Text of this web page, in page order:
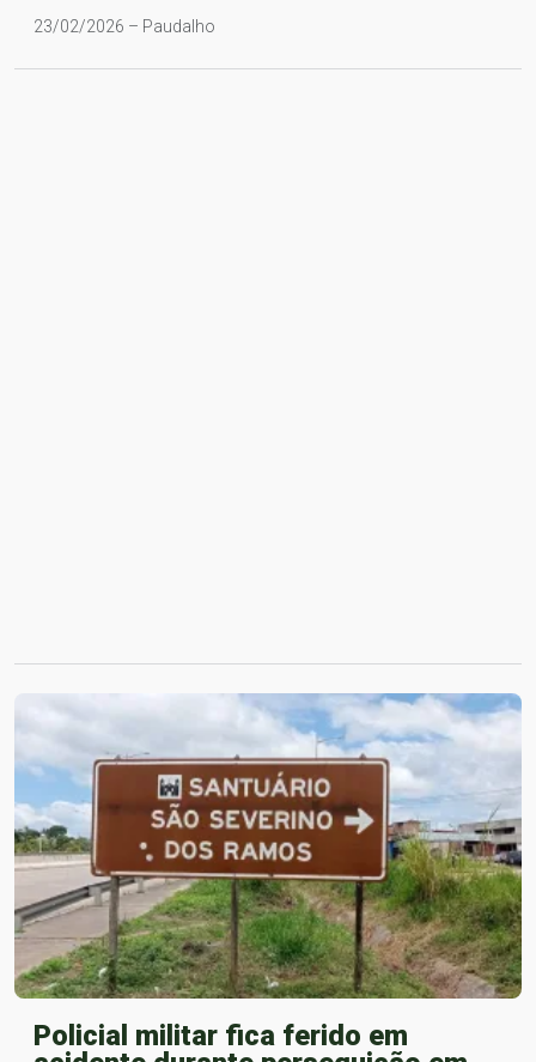
23/02/2026 – Paudalho
Policial militar fica ferido em